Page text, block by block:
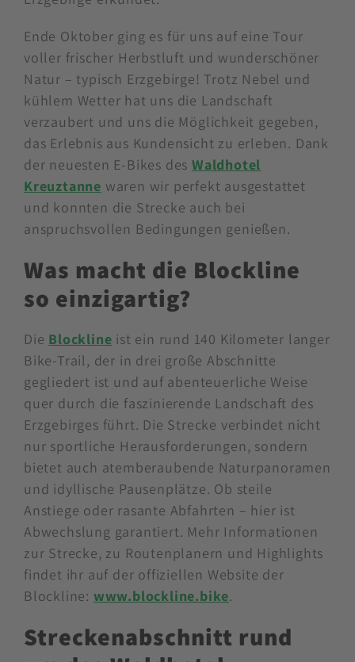
Blockline selbst unter die Lupe genommen
und gemeinsam mit unseren
Destinationspartnern das herbstliche
Erzgebirge erkundet.
Ende Oktober ging es für uns auf eine Tour
voller frischer Herbstluft und wunderschöner
Natur – typisch Erzgebirge! Trotz Nebel und
kühlem Wetter hat uns die Landschaft
verzaubert und uns die Möglichkeit gegeben,
das Erlebnis aus Kundensicht zu erleben. Dank
der neuesten E-Bikes des
Waldhotel
Kreuztannewaren wir perfekt ausgestattet
und konnten die Strecke auch bei
anspruchsvollen Bedingungen genießen.
Was macht die Blockline
so einzigartig?
Die Blocklineist ein rund 140 Kilometer langer
Bike-Trail, der in drei große Abschnitte
gegliedert ist und auf abenteuerliche Weise
quer durch die faszinierende Landschaft des
Erzgebirges führt. Die Strecke verbindet nicht
nur sportliche Herausforderungen, sondern
bietet auch atemberaubende Naturpanoramen
und idyllische Pausenplätze. Ob steile
Anstiege oder rasante Abfahrten – hier ist
Abwechslung garantiert. Mehr Informationen
zur Strecke, zu Routenplanern und Highlights
findet ihr auf der offiziellen Website der